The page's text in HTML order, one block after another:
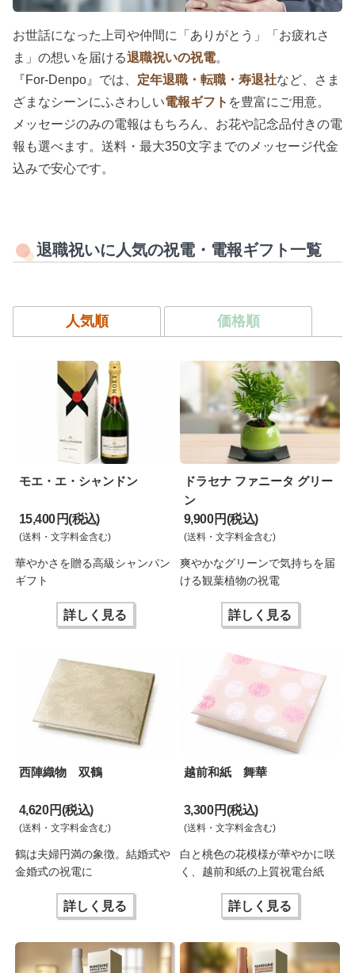
お世話になった上司や仲間に「ありがとう」「お疲れさ
ま」の想いを届ける退職祝いの祝電。
『For-Denpo』では、 定年退職・転職・寿退社など、さま
ざまなシーンにふさわしい電報ギフト を豊富にご用意。
メッセージのみの電報はもちろん、お花や記念品付きの電
報も選べます。送料・最大350文字までのメッセージ代金
込みで安心です。
退職祝いに人気の祝電・電報ギフト一覧
人気順 価格順
モエ・エ・シャンドン
15,400 円(税込)
(送料・文字料金含む)
華やかさを贈る高級シャンパン
ギフト
詳しく見る
ドラセナ ファニータ グリー
ン
9,900 円(税込)
(送料・文字料金含む)
爽やかなグリーンで気持ちを届
ける観葉植物の祝電
詳しく見る
西陣織物 双鶴
4,620 円(税込)
(送料・文字料金含む)
鶴は夫婦円満の象徴。結婚式や
金婚式の祝電に
詳しく見る
越前和紙 舞華
3,300 円(税込)
(送料・文字料金含む)
白と桃色の花模様が華やかに咲
く、越前和紙の上質祝電台紙
詳しく見る